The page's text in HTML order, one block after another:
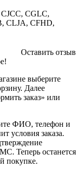
CGLC,
CLJA, CFHD,
Оставить отзыв
выберите
Далее
заказ» или
ФИО, телефон и
условия заказа.
Теперь останется
покупке.